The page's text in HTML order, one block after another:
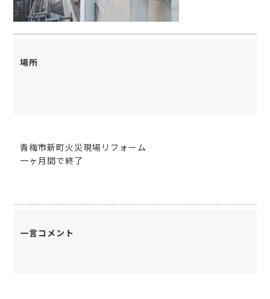
場所
青梅市新町火災現場リフォーム
一ヶ月間で終了
一言コメント